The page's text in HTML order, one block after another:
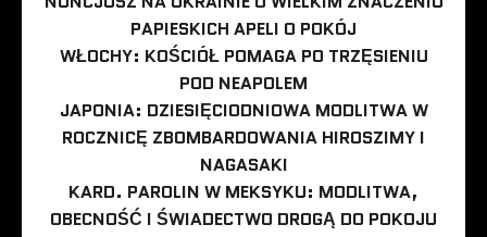
PAPIESKICH APELI O POKÓJ
WŁOCHY: KOŚCIÓŁ POMAGA PO TRZĘSIENIU
POD NEAPOLEM
JAPONIA: DZIESIĘCIODNIOWA MODLITWA W
ROCZNICĘ ZBOMBARDOWANIA HIROSZIMY I
NAGASAKI
KARD. PAROLIN W MEKSYKU: MODLITWA,
OBECNOŚĆ I ŚWIADECTWO DROGĄ DO POKOJU